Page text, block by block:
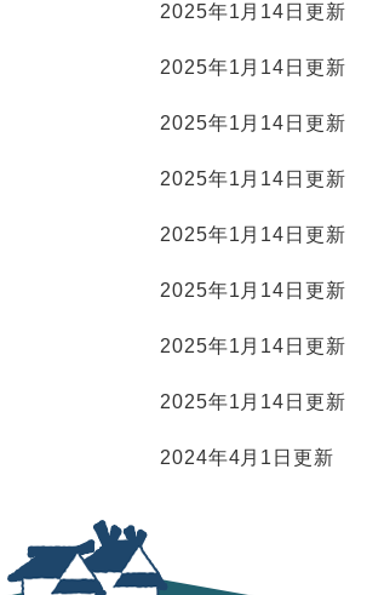
2025年1月14日更新
2025年1月14日更新
2025年1月14日更新
2025年1月14日更新
2025年1月14日更新
2025年1月14日更新
2025年1月14日更新
2025年1月14日更新
2024年4月1日更新